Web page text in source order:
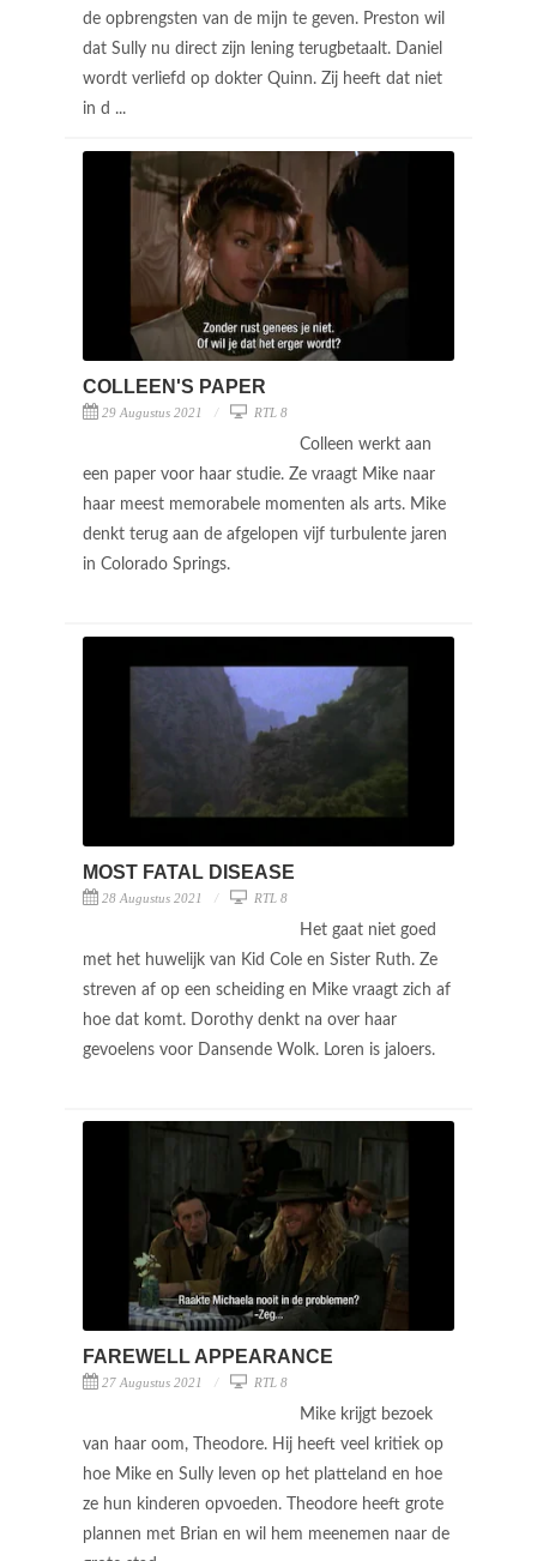
de opbrengsten van de mijn te geven. Preston wil
dat Sully nu direct zijn lening terugbetaalt. Daniel
wordt verliefd op dokter Quinn. Zij heeft dat niet
in d ...
COLLEEN'S PAPER
29 Augustus 2021 RTL 8
Colleen werkt aan
een paper voor haar studie. Ze vraagt Mike naar
haar meest memorabele momenten als arts. Mike
denkt terug aan de afgelopen vijf turbulente jaren
in Colorado Springs.
MOST FATAL DISEASE
28 Augustus 2021 RTL 8
Het gaat niet goed
met het huwelijk van Kid Cole en Sister Ruth. Ze
streven af op een scheiding en Mike vraagt zich af
hoe dat komt. Dorothy denkt na over haar
gevoelens voor Dansende Wolk. Loren is jaloers.
FAREWELL APPEARANCE
27 Augustus 2021 RTL 8
Mike krijgt bezoek
van haar oom, Theodore. Hij heeft veel kritiek op
hoe Mike en Sully leven op het platteland en hoe
ze hun kinderen opvoeden. Theodore heeft grote
plannen met Brian en wil hem meenemen naar de